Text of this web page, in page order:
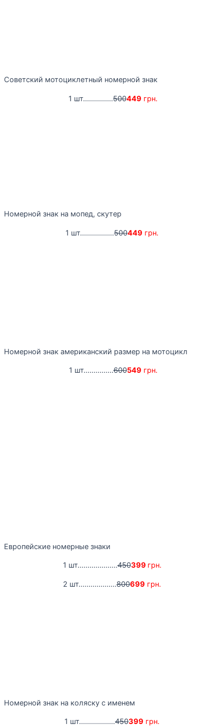
Советский мотоциклетный номерной знак
1 шт...............500449 грн.
Номерной знак на мопед, скутер
1 шт.................500449 грн.
Номерной знак американский размер на мотоцикл
1 шт...............600549 грн.
Европейские номерные знаки
1 шт....................450399 грн.
2 шт...................800699 грн.
Номерной знак на коляску с именем
1 шт..................450399 грн.